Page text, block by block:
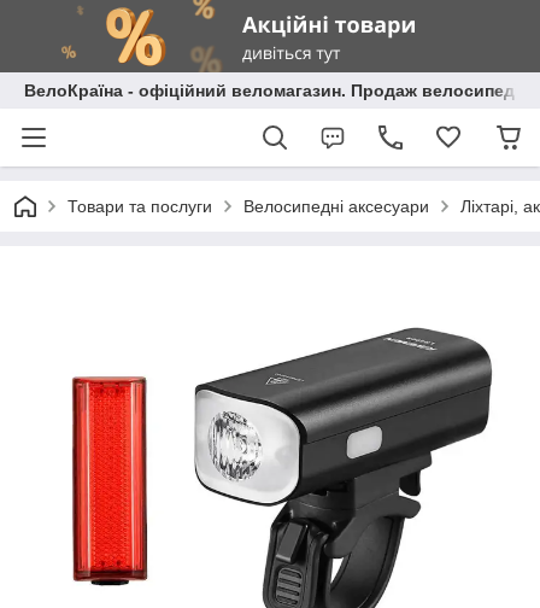
ВелоКраїна - офіційний веломагазин. Продаж велосипедів
Товари та послуги Велосипедні аксесуари Ліхтарі,